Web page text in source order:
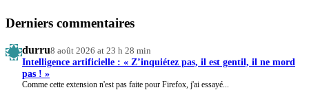
Derniers commentaires
durru8 août 2026 at 23 h 28 min
Intelligence artificielle : « Z’inquiétez pas, il est gentil, il ne mord
pas ! »
Comme cette extension n'est pas faite pour Firefox, j'ai essayé...